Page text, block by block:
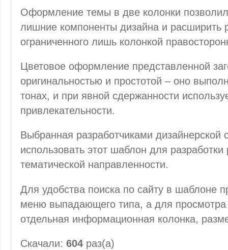
Оформление темы в две колонки
лишние компоненты дизайна и расширить
ограниченного лишь колонкой
Цветовое оформление представленной
оригинальностью и простотой – оно
тонах, и при явной сдержанности
привлекательности.
Выбранная разработчиками дизайнерской
использовать этот шаблон для
тематической направленности.
Для удобства поиска по сайту в шаблоне
меню выпадающего типа, а для просмотра
отдельная информационная колонка,
Скачали: 604 раз(а)